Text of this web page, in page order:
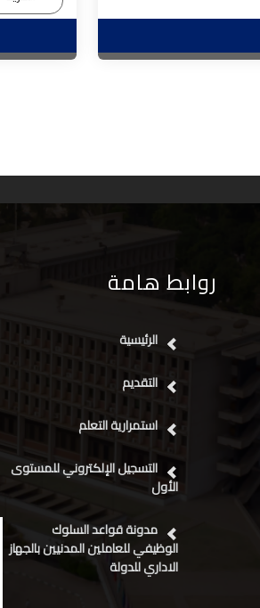
روابط هامة
الرئيسية
التقديم
استمرارية التعلم
التسجيل الإلكتروني للمستوى
الأول
مدونة قواعد السلوك
الوظيفي للعاملين المدنيين بالجهاز
الاداري للدولة